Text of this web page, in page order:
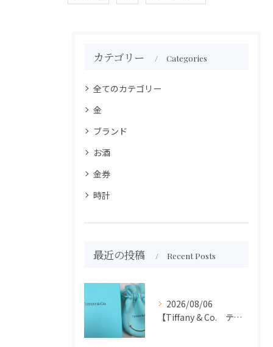
カテゴリー Categories
全てのカテゴリー
金
ブランド
お酒
金券
時計
最近の投稿 Recent Posts
2026/08/06
【Tiffany & Co. ティファニー】買取 大吉盛岡店 アクセサリー買取しました！！